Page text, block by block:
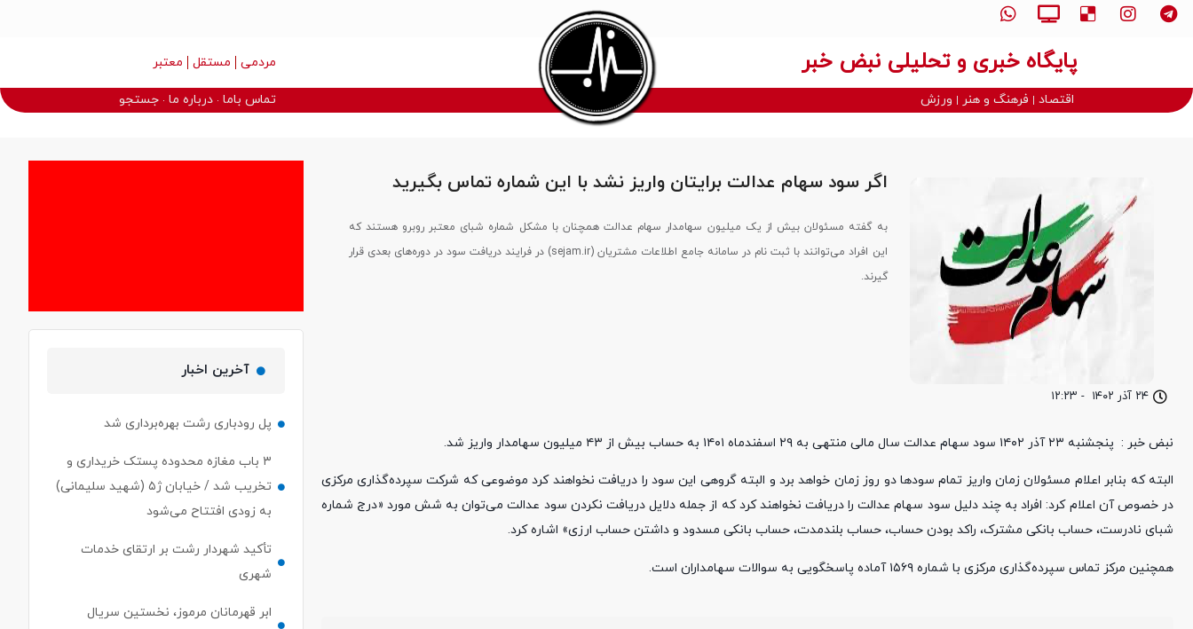
پایگاه خبری و تحلیلی نبض خبر مردمی مستقل معتبر
اقتصاد فرهنگ و هنر ورزش تماس باما درباره ما جستجو
۲۴ آذر ۱۴۰۲ - ۱۲:۲۳
اگر سود سهام عدالت برایتان واریز نشد با این شماره تماس بگیرید
به گفته مسئولان بیش از یک میلیون سهامدار سهام عدالت همچنان با مشکل شماره شبای معتبر روبرو هستند که
این افراد می‌توانند با ثبت نام در سامانه جامع اطلاعات مشتریان (sejam.ir) در فرایند دریافت سود در دوره‌های بعدی قرار
گیرند.
نبض خبر : پنجشنبه ۲۳ آذر ۱۴۰۲ سود سهام عدالت سال مالی منتهی به ۲۹ اسفندماه ۱۴۰۱ به حساب بیش از ۴۳ میلیون سهامدار واریز شد.
البته که بنابر اعلام مسئولان زمان واریز تمام سود‌ها دو روز زمان خواهد برد و البته گروهی این سود را دریافت نخواهند کرد موضوعی که شرکت سپرده‌گذاری مرکزی
در خصوص آن اعلام کرد: افراد به چند دلیل سود سهام عدالت را دریافت نخواهند کرد که از جمله دلایل دریافت نکردن سود عدالت می‌توان به شش مورد «درج شماره
شبای نادرست، حساب بانکی مشترک، راکد بودن حساب، حساب بلندمدت، حساب بانکی مسدود و داشتن حساب ارزی» اشاره کرد.
همچنین مرکز تماس سپرده‌گذاری مرکزی با شماره ۱۵۶۹ آماده پاسخگویی به سوالات سهامداران است.
آخرین اخبار
پل رودباری رشت بهره‌برداری شد
۳ باب مغازه محدوده پستک خریداری و
تخریب شد / خیابان ژ۵ (شهید سلیمانی)
به زودی افتتاح می‌شود
تأکید شهردار رشت بر ارتقای خدمات
شهری
ابر قهرمانان مرموز، نخستین سریال